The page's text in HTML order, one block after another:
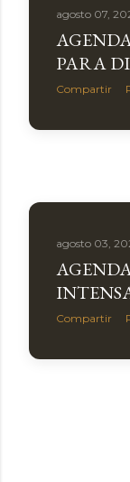
agosto 07,
PARA
Compartir
agosto 03,
Compartir